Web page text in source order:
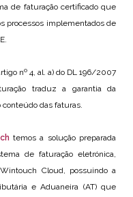
de faturação certificado que
processos implementados de
nº 4, al. a) do DL 196/2007
traduz a garantia da
das faturas.
temos a solução preparada
de faturação eletrónica,
Cloud, possuindo a
e Aduaneira (AT) que